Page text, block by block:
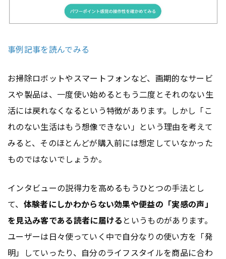
事例記事を読んでみる
お掃除ロボットやスマートフォンなど、画期的なサービ
スや製品は、一度使い始めるともう二度とそれのない生
活には戻れなくなるという特徴があります。しかし「こ
れのない生活はもう想像できない」という理由を考えて
みると、そのほとんどが購入前には想定していなかった
ものではないでしょうか。
インタビューの説得力を高めるもうひとつの手法とし
て、 体験者にしかわからない効果や便益の「実感の声」
を見込み客である読者に届ける というものがあります。
ユーザーは日々使っていく中で自分なりの使い方を「発
明」していったり、自分のライフスタイルを商品に合わ